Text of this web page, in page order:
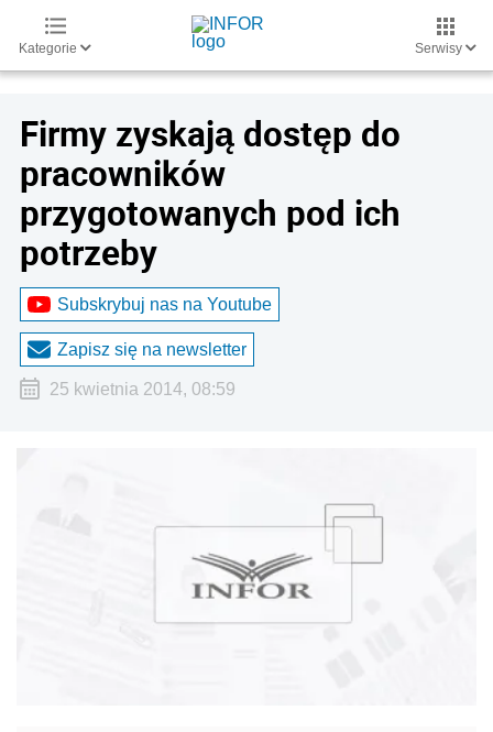
Kategorie Serwisy
Firmy zyskają dostęp do
pracowników
przygotowanych pod ich
potrzeby
Subskrybuj nas na Youtube
Zapisz się na newsletter
25 kwietnia 2014, 08:59